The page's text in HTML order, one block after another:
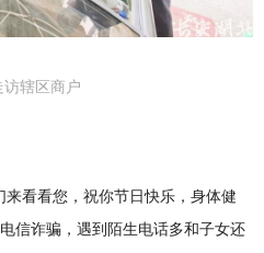
访辖区商户
来看看您，祝你节日快乐，身体健
信诈骗，遇到陌生电话多和子女还